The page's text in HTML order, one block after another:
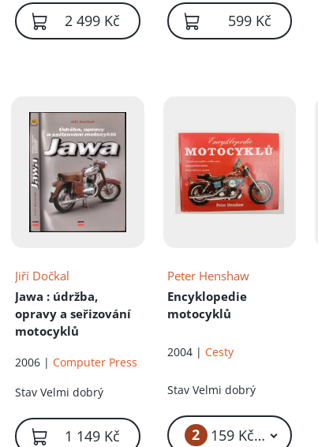
2 499 Kč
natrhnuté stránky,
odřené rohy desek
599 Kč
Jiří Dočkal
Jawa : údržba,
opravy a seřizování
motocyklů
2006 |Computer Press
StavVelmi dobrý
1 149 Kč
Peter Henshaw
Encyklopedie
motocyklů
2004 | Cesty
Stav Velmi dobrý
2 159 Kč – 199 Kč